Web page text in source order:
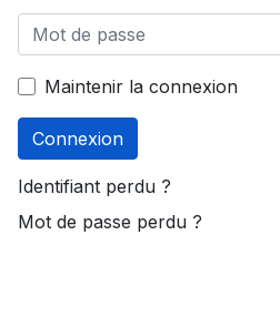
Maintenir la connexion
Connexion
Identifiant perdu ?
Mot de passe perdu ?